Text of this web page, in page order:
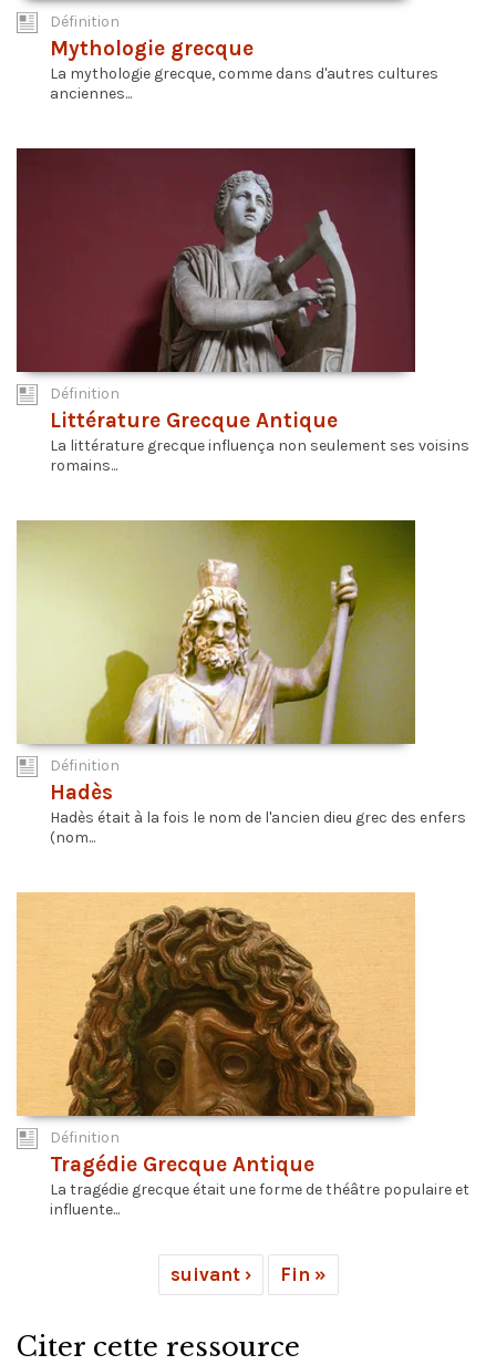
Définition
Mythologie grecque
La mythologie grecque, comme dans d'autres cultures
anciennes...
Définition
Littérature Grecque Antique
La littérature grecque influença non seulement ses voisins
romains...
Définition
Hadès
Hadès était à la fois le nom de l'ancien dieu grec des enfers
(nom...
Définition
Tragédie Grecque Antique
La tragédie grecque était une forme de théâtre populaire et
influente...
suivant › Fin »
Citer cette ressource